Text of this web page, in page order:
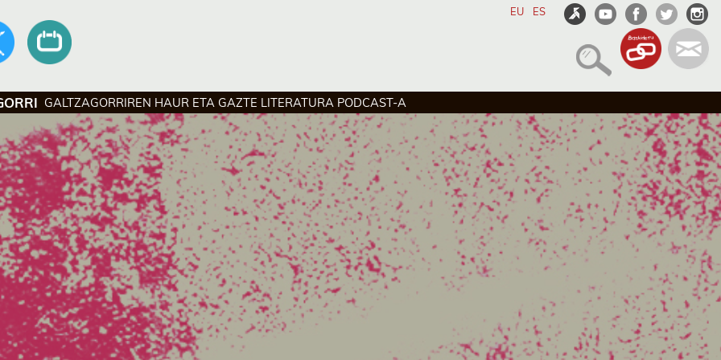
ES
EU
GALTZAGORRIREN HAUR ETA GAZTE LITERATURA PODCAST-A